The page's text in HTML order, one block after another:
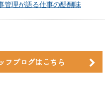
管理が語る仕事の醍醐味
フブログはこちら